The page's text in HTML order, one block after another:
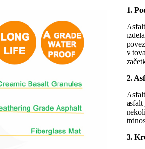
1.
v
2.
asfalt
3.